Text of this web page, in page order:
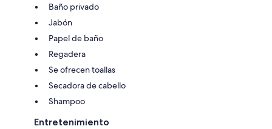
Baño privado
Jabón
Papel de baño
Regadera
Se ofrecen toallas
Secadora de cabello
Shampoo
Entretenimiento